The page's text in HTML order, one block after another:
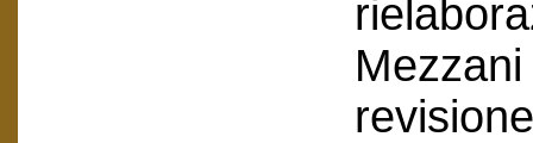
revisione